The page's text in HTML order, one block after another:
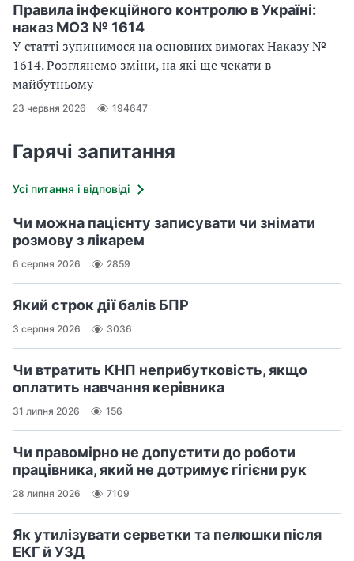
Правила інфекційного контролю в Україні:
наказ МОЗ № 1614
У статті зупинимося на основних вимогах Наказу №
1614. Розглянемо зміни, на які ще чекати в
майбутньому
23 червня 2026 194647
Гарячі запитання
Усі питання і відповіді
Чи можна пацієнту записувати чи знімати
розмову з лікарем
6 серпня 2026 2859
Який строк дії балів БПР
3 серпня 2026 3036
Чи втратить КНП неприбутковість, якщо
оплатить навчання керівника
31 липня 2026 156
Чи правомірно не допустити до роботи
працівника, який не дотримує гігієни рук
28 липня 2026 7109
Як утилізувати серветки та пелюшки після
ЕКГ й УЗД